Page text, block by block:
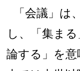
「会議」
し、「集ま
論する」を